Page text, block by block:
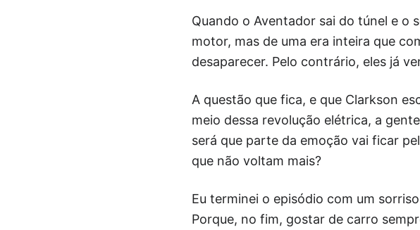
Quando o Aventador sai do túnel e o
motor, mas de uma era inteira que
desaparecer. Pelo contrário, eles já
A questão que fica, e que Clarkson
meio dessa revolução elétrica, a
será que parte da emoção vai ficar
que não voltam mais?
Eu terminei o episódio com um
Porque, no fim, gostar de carro